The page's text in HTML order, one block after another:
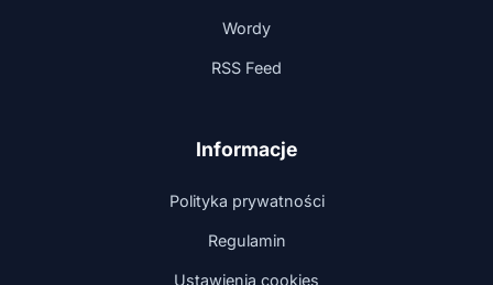
Wordy
RSS Feed
Informacje
Polityka prywatności
Regulamin
Ustawienia cookies